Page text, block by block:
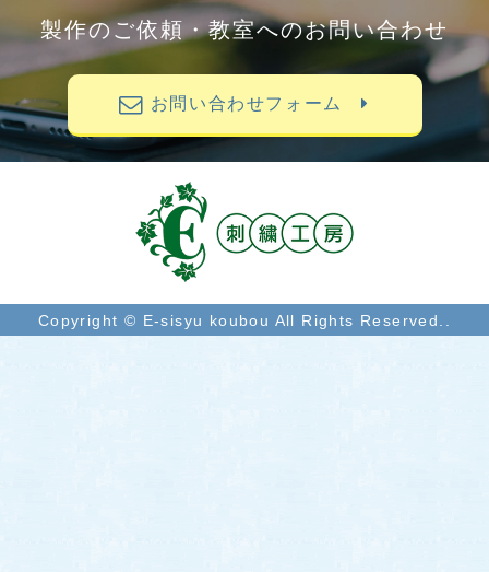
製作のご依頼・教室へのお問い合わせ
お問い合わせフォーム
Copyright © E-sisyu koubou All Rights Reserved..